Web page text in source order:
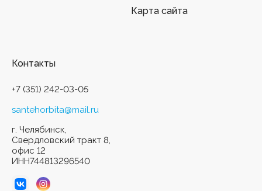
Карта сайта
Контакты
+7 (351) 242-03-05
santehorbita@mail.ru
г. Челябинск,
Свердловский тракт 8,
офис 12
ИНН744813296540